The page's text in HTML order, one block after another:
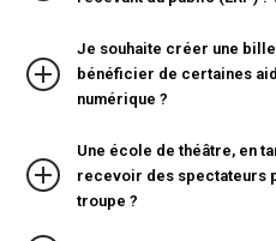
Je souhaite créer une
bénéficier de certaines
numérique ?
Une école de théâtre, en
recevoir des spectateurs
troupe ?